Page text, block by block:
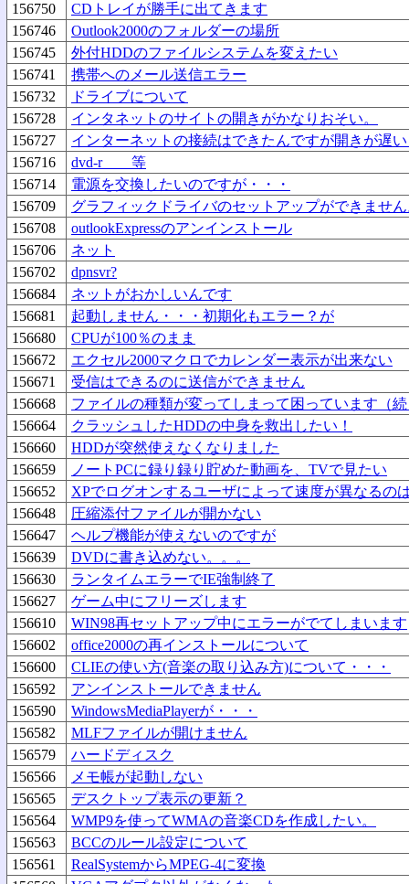
156750
CDトレイが勝手に出てきます
156746
Outlook2000のフォルダーの場所
156745
外付HDDのファイルシステムを変えたい
156741
携帯へのメール送信エラー
156732
ドライブについて
156728
インタネットのサイトの開きがかなりおそい。
156727
インターネットの接続はできたんですが開きが遅
156716
dvd-r 等
156714
電源を交換したいのですが・・・
156709
グラフィックドライバのセットアップができませ
156708
outlookExpressのアンインストール
156706
ネット
156702
dpnsvr?
156684
ネットがおかしいんです
156681
起動しません・・・初期化もエラー？が
156680
CPUが100％のまま
156672
エクセル2000マクロでカレンダー表示が出来ない
156671
受信はできるのに送信ができません
156668
ファイルの種類が変ってしまって困っています（
156664
クラッシュしたHDDの中身を救出したい！
156660
HDDが突然使えなくなりました
156659
ノートPCに録り録り貯めた動画を、TVで見たい
156652
XPでログオンするユーザによって速度が異なるの
156648
圧縮添付ファイルが開かない
156647
ヘルプ機能が使えないのですが
156639
DVDに書き込めない。。。
156630
ランタイムエラーでIE強制終了
156627
ゲーム中にフリーズします
156610
WIN98再セットアップ中にエラーがでてしまいます
156602
office2000の再インストールについて
156600
CLIEの使い方(音楽の取り込み方)について・・・
156592
アンインストールできません
156590
WindowsMediaPlayerが・・・
156582
MLFファイルが開けません
156579
ハードディスク
156566
メモ帳が起動しない
156565
デスクトップ表示の更新？
156564
WMP9を使ってWMAの音楽CDを作成したい。
156563
BCCのルール設定について
156561
RealSystemからMPEG-4に変換